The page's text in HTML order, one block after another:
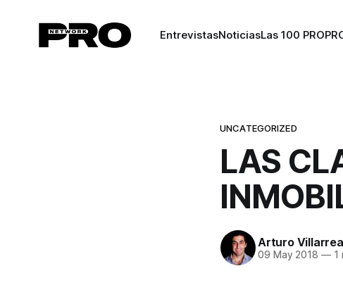
EntrevistasNoticiasLas 100 PRO
UNCATEGORIZED
LAS
Arturo
09 May 2018 —1